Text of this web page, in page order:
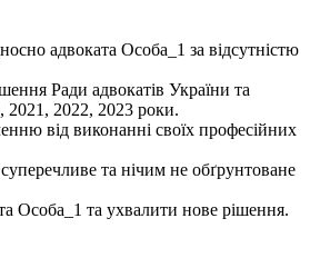
адвоката Особа_1 за відсутністю
Ради адвокатів України та
2021, 2022, 2023 роки.
від виконанні своїх професійних
та нічим не обґрунтоване
Особа_1 та ухвалити нове рішення.